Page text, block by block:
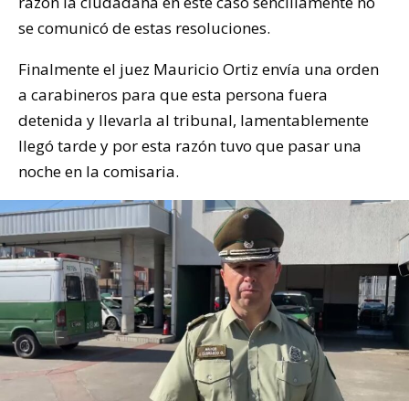
se comunicó de estas resoluciones.
Finalmente el juez Mauricio Ortiz envía una orden
a carabineros para que esta persona fuera
detenida y llevarla al tribunal, lamentablemente
llegó tarde y por esta razón tuvo que pasar una
noche en la comisaria.